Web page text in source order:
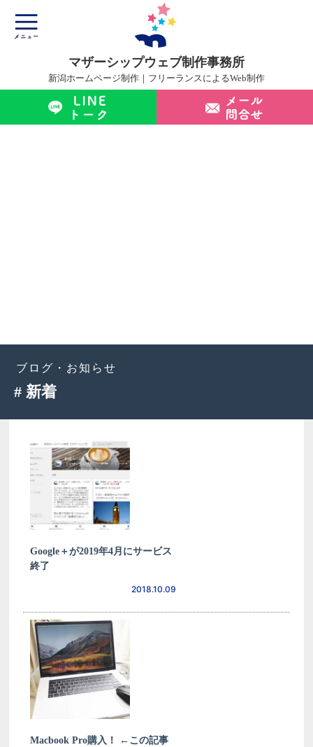
マザーシップウェブ制作事務所
新潟ホームページ制作｜フリーランスによるWeb制作
マザーシップについて
ホームページ制作サービス
ブログ・お知らせ
# 新着
Google＋が2019年4月にサービス
終了
2018.10.09
Macbook Pro購入！ ←この記事